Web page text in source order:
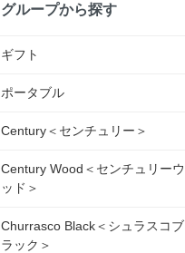
グループから探す
ギフト
ポータブル
Century＜センチュリー＞
Century Wood＜センチュリーウ
ッド＞
Churrasco Black＜シュラスコブ
ラック＞